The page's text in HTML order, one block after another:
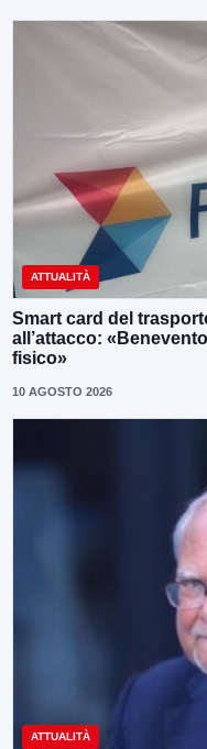
ATTUALITÀ
Smart card del
all’attacco:
fisico»
10 AGOSTO 2026
ATTUALITÀ